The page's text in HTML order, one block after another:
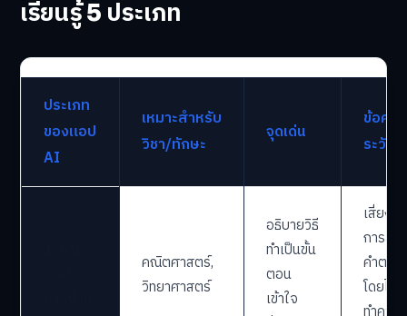
เรียนรู้ 5 ประเภท
ประเภท
ของแอป
AI
เหมาะสำหรับ
วิชา/ทักษะ
จุดเด่น
ข้อควร
ระวัง
คณิตศาสตร์,
วิทยาศาสตร์
อธิบายวิธี
ทำเป็นขั้น
ตอน
เข้าใจ
เสี่ยงต่
การลอ
คำตอบ
โดยไม่